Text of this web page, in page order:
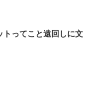
トってこと遠回しに文